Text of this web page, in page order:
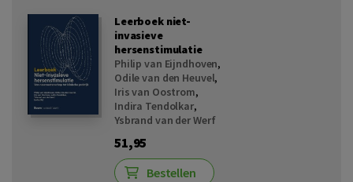
Leerboek niet-
invasieve
hersenstimulatie
Philip van Eijndhoven,
Odile van den Heuvel,
Iris van Oostrom,
Indira Tendolkar,
Ysbrand van der Werf
51,95
Bestellen